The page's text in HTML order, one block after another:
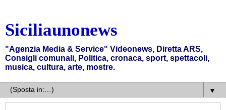
Siciliaunonews
"Agenzia Media & Service" Videonews, Diretta ARS,
Consigli comunali, Politica, cronaca, sport, spettacoli,
musica, cultura, arte, mostre.
▼